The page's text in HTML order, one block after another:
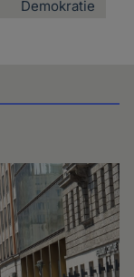
Demokratie